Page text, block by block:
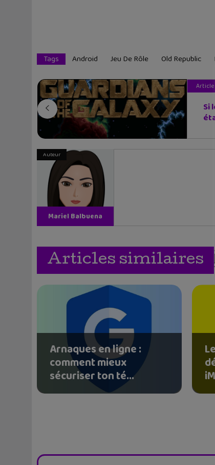
Tags Android Jeu De Rôle Old Republic
Si
Auteur
Mariel Balbuena
Articles similaires
Arnaques en ligne :
comment mieux
sécuriser ton té...